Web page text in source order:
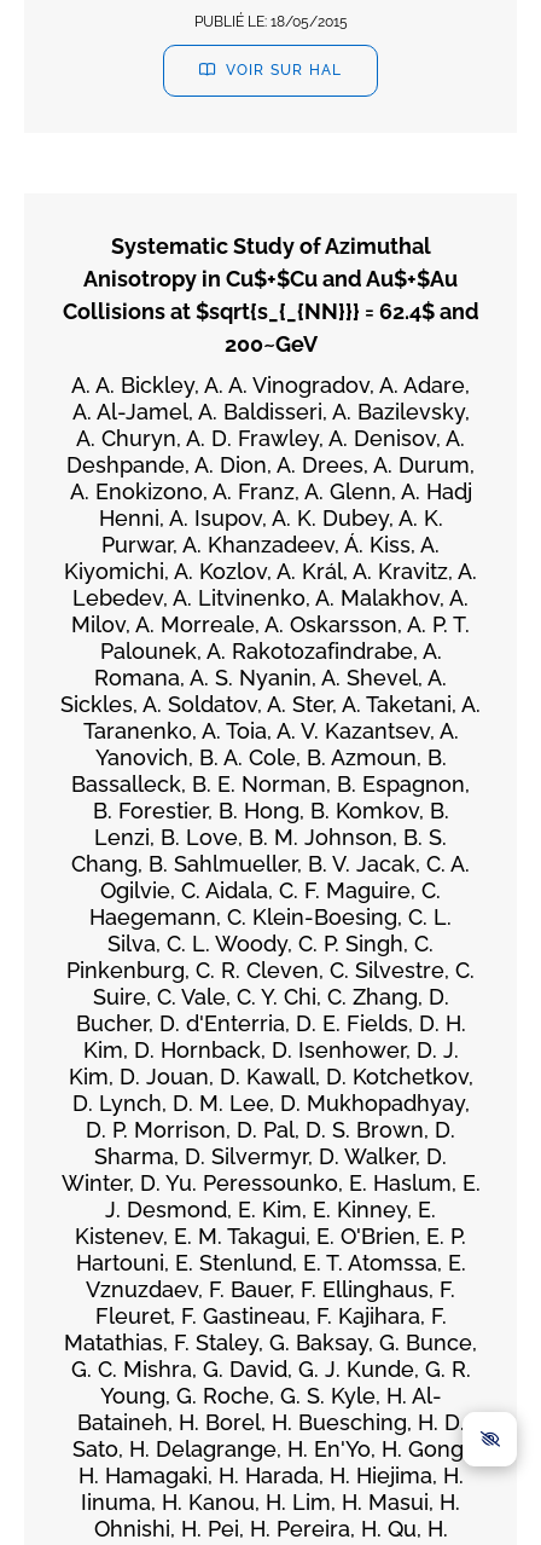
PUBLIÉ LE: 18/05/2015
VOIR SUR HAL
Systematic Study of Azimuthal
Anisotropy in Cu$+$Cu and Au$+$Au
Collisions at $sqrt{s_{_{NN}}} = 62.4$ and
200~GeV
A. A. Bickley, A. A. Vinogradov, A. Adare,
A. Al-Jamel, A. Baldisseri, A. Bazilevsky,
A. Churyn, A. D. Frawley, A. Denisov, A.
Deshpande, A. Dion, A. Drees, A. Durum,
A. Enokizono, A. Franz, A. Glenn, A. Hadj
Henni, A. Isupov, A. K. Dubey, A. K.
Purwar, A. Khanzadeev, Á. Kiss, A.
Kiyomichi, A. Kozlov, A. Král, A. Kravitz, A.
Lebedev, A. Litvinenko, A. Malakhov, A.
Milov, A. Morreale, A. Oskarsson, A. P. T.
Palounek, A. Rakotozafindrabe, A.
Romana, A. S. Nyanin, A. Shevel, A.
Sickles, A. Soldatov, A. Ster, A. Taketani, A.
Taranenko, A. Toia, A. V. Kazantsev, A.
Yanovich, B. A. Cole, B. Azmoun, B.
Bassalleck, B. E. Norman, B. Espagnon,
B. Forestier, B. Hong, B. Komkov, B.
Lenzi, B. Love, B. M. Johnson, B. S.
Chang, B. Sahlmueller, B. V. Jacak, C. A.
Ogilvie, C. Aidala, C. F. Maguire, C.
Haegemann, C. Klein-Boesing, C. L.
Silva, C. L. Woody, C. P. Singh, C.
Pinkenburg, C. R. Cleven, C. Silvestre, C.
Suire, C. Vale, C. Y. Chi, C. Zhang, D.
Bucher, D. d'Enterria, D. E. Fields, D. H.
Kim, D. Hornback, D. Isenhower, D. J.
Kim, D. Jouan, D. Kawall, D. Kotchetkov,
D. Lynch, D. M. Lee, D. Mukhopadhyay,
D. P. Morrison, D. Pal, D. S. Brown, D.
Sharma, D. Silvermyr, D. Walker, D.
Winter, D. Yu. Peressounko, E. Haslum, E.
J. Desmond, E. Kim, E. Kinney, E.
Kistenev, E. M. Takagui, E. O'Brien, E. P.
Hartouni, E. Stenlund, E. T. Atomssa, E.
Vznuzdaev, F. Bauer, F. Ellinghaus, F.
Fleuret, F. Gastineau, F. Kajihara, F.
Matathias, F. Staley, G. Baksay, G. Bunce,
G. C. Mishra, G. David, G. J. Kunde, G. R.
Young, G. Roche, G. S. Kyle, H. Al-
Bataineh, H. Borel, H. Buesching, H. D.
Sato, H. Delagrange, H. En'Yo, H. Gong,
H. Hamagaki, H. Harada, H. Hiejima, H.
Iinuma, H. Kanou, H. Lim, H. Masui, H.
Ohnishi, H. Pei, H. Pereira, H. Qu, H.